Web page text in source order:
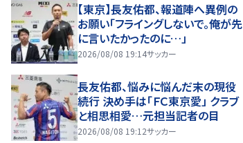
【東京】長友佑都、報道陣へ異例の
お願い「フライングしないで。俺が先
に言いたかったのに…」
2026/08/08 19:14サッカー
長友佑都、悩みに悩んだ末の現役
続行 決め手は「ＦＣ東京愛」 クラブ
と相思相愛…元担当記者の目
2026/08/08 19:12サッカー